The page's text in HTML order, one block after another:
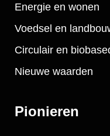
Energie en wonen
Voedsel en
Circulair en
Nieuwe waarden
Pionieren